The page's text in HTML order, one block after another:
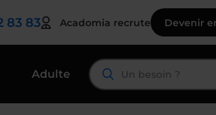
83 83 Acadomia recrute Devenir
Adulte